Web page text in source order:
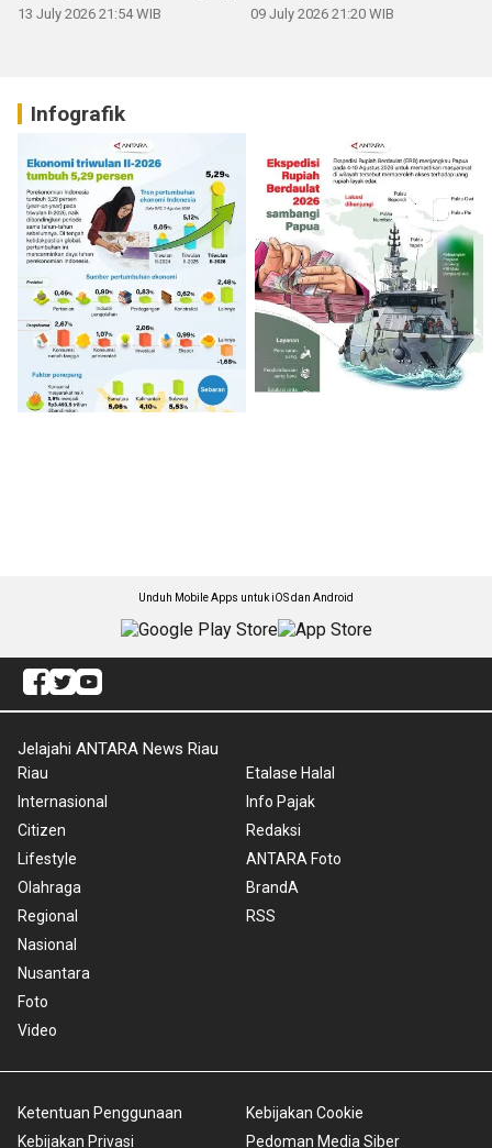
13 July 2026 21:54 WIB 09 July 2026 21:20 WIB
Infografik
Unduh Mobile Apps untuk iOS dan Android
Jelajahi ANTARA News Riau
Riau
Internasional
Citizen
Lifestyle
Olahraga
Regional
Nasional
Nusantara
Foto
Video
Etalase Halal
Info Pajak
Redaksi
ANTARA Foto
BrandA
RSS
Ketentuan Penggunaan
Kebijakan Privasi
Kebijakan Cookie
Pedoman Media Siber